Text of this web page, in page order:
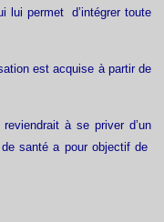
lui permet d’intégrer toute
est acquise à partir de
à se priver d’un
santé a pour objectif de